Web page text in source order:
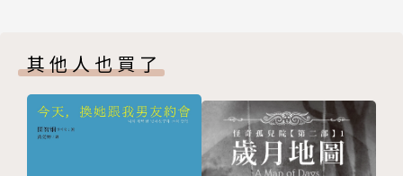
然而，隨著納粹在德國掌握政權，不管是匈牙利恬靜的
邊緣，坐擁廣大物業的貴族莊園，他們都在不到十年的
時間內，捲入破壞力強大的第二次世界大戰，切膚入骨
的苦痛和災難吞噬了大多數的人。弗莫以一種紀念的心
其他人也買了